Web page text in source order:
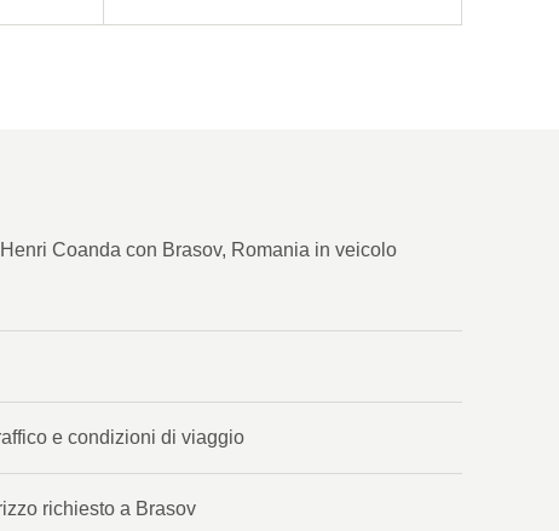
Coanda con Brasov, Romania in veicolo
e condizioni di viaggio
richiesto a Brasov